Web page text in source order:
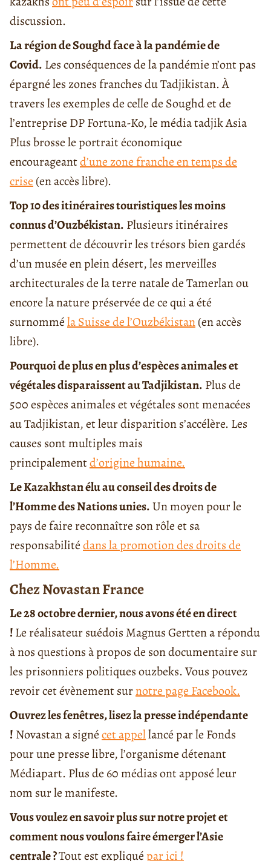
discussion.
La région de Soughd face à la pandémie de
Covid. Les conséquences de la pandémie n’ont pas
épargné les zones franches du Tadjikistan. À
travers les exemples de celle de Soughd et de
l’entreprise DP Fortuna-Ko, le média tadjik Asia
Plus brosse le portrait économique
encourageantd’une zone franche en temps de
crise (en accès libre).
Top 10 des itinéraires touristiques les moins
connus d’Ouzbékistan. Plusieurs itinéraires
permettent de découvrir les trésors bien gardés
d’un musée en plein désert, les merveilles
architecturales de la terre natale de Tamerlan ou
encore la nature préservée de ce qui a été
surnomméla Suisse de l’Ouzbékistan(en accès
libre).
Pourquoi de plus en plus d’espèces animales et
végétales disparaissent au Tadjikistan. Plus de
500 espèces animales et végétales sont menacées
au Tadjikistan, et leur disparition s’accélère. Les
causes sont multiples mais
principalementd’origine humaine.
Le Kazakhstan élu au conseil des droits de
l’Homme des Nations unies.Un moyen pour le
pays de faire reconnaître son rôle et sa
responsabilitédans la promotion des droits de
l’Homme.
Chez Novastan France
Le 28 octobre dernier, nous avons été en direct
!Le réalisateur suédois Magnus Gertten a répondu
à nos questions à propos de son documentaire sur
les prisonniers politiques ouzbeks. Vous pouvez
revoir cet évènement surnotre page Facebook.
Ouvrez les fenêtres, lisez la presse indépendante
! Novastan a signécet appellancé par le Fonds
pour une presse libre, l’organisme détenant
Médiapart. Plus de 60 médias ont apposé leur
nom sur le manifeste.
Vous voulez en savoir plus sur notre projet et
comment nous voulons faire émerger l’Asie
centrale ?Tout est expliquépar ici !